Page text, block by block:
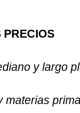
PRECIOS
y largo
materias